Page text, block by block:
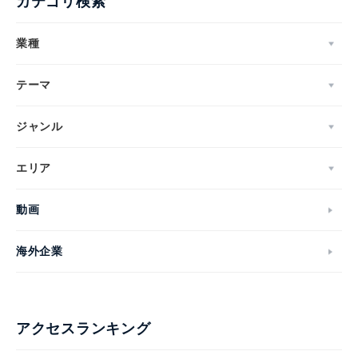
業種
テーマ
ジャンル
エリア
動画
海外企業
アクセスランキング